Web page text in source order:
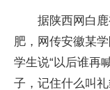
据陕西网白
肥，网传安徽某
学生说“以后谁再
子，记住什么叫礼